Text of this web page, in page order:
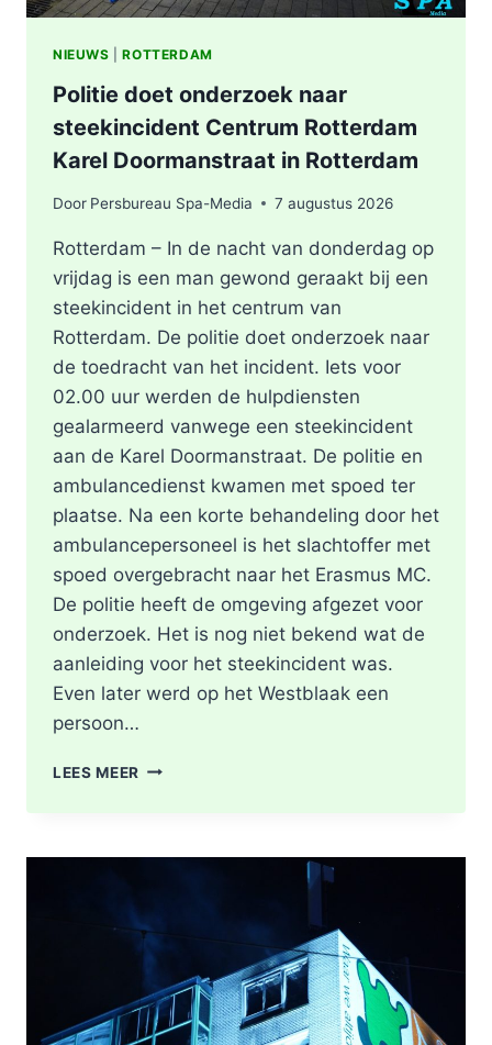
NIEUWS |ROTTERDAM
Politie doet onderzoek naar
steekincident Centrum Rotterdam
Karel Doormanstraat in Rotterdam
Door Persbureau Spa-Media 7 augustus 2026
Rotterdam – In de nacht van donderdag op
vrijdag is een man gewond geraakt bij een
steekincident in het centrum van
Rotterdam. De politie doet onderzoek naar
de toedracht van het incident. Iets voor
02.00 uur werden de hulpdiensten
gealarmeerd vanwege een steekincident
aan de Karel Doormanstraat. De politie en
ambulancedienst kwamen met spoed ter
plaatse. Na een korte behandeling door het
ambulancepersoneel is het slachtoffer met
spoed overgebracht naar het Erasmus MC.
De politie heeft de omgeving afgezet voor
onderzoek. Het is nog niet bekend wat de
aanleiding voor het steekincident was.
Even later werd op het Westblaak een
persoon…
LEES MEER POLITIE
STEEKINCIDENT
KAREL
DOORMANSTRAAT
ROTTERDAM